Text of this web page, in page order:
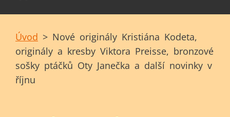
Úvod > Nové originály Kristiána Kodeta,
originály a kresby Viktora Preisse, bronzové
sošky ptáčků Oty Janečka a další novinky v
říjnu